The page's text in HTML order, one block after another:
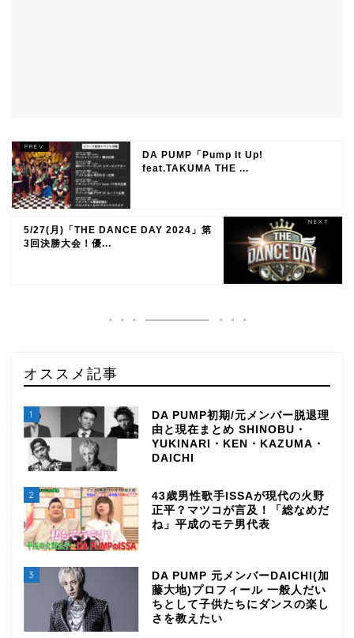
DA PUMP「Pump It Up!
feat.TAKUMA THE ...
5/27(月)「THE DANCE DAY 2024」第
3回決勝大会！優...
オススメ記事
1
DA PUMP初期/元メンバー脱退理
由と現在まとめ SHINOBU・
YUKINARI・KEN・KAZUMA・
DAICHI
2
43歳男性歌手ISSAが現代の火野
正平？マツコが言及！「総なめだ
ね」平成のモテ男代表
3
DA PUMP 元メンバーDAICHI(加
藤大地)プロフィール 一般人だい
ちとして子供たちにダンスの楽し
さを教えたい